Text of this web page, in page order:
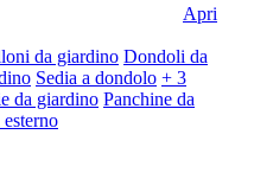
Apri
da giardino Dondoli da
Sedia a dondolo + 3
da giardino Panchine da